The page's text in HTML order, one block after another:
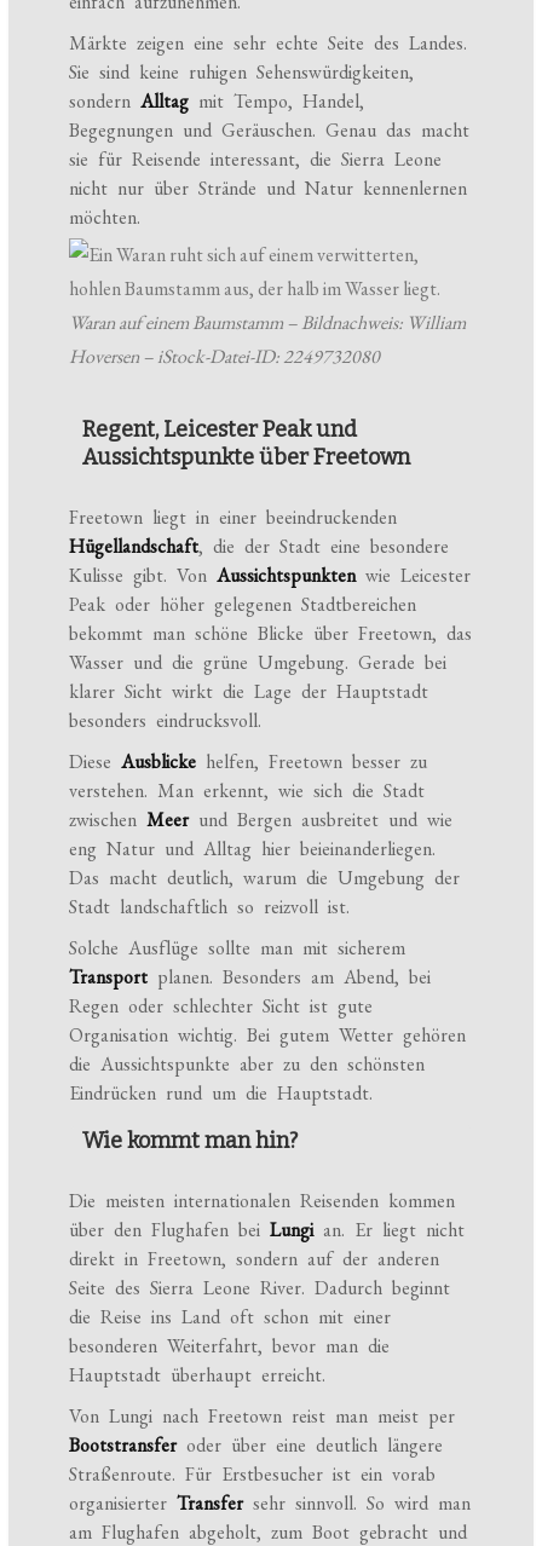
Märkte zeigen eine sehr echte Seite des Landes.
Sie sind keine ruhigen Sehenswürdigkeiten,
sondernAlltag mit Tempo, Handel,
Begegnungen und Geräuschen. Genau das macht
sie für Reisende interessant, die Sierra Leone
nicht nur über Strände und Natur kennenlernen
möchten.
Waran auf einem Baumstamm – Bildnachweis: William
Hoversen – iStock-Datei-ID: 2249732080
Regent, Leicester Peak und
Aussichtspunkte über Freetown
Freetown liegt in einer beeindruckenden
Hügellandschaft, die der Stadt eine besondere
Kulisse gibt. VonAussichtspunktenwie Leicester
Peak oder höher gelegenen Stadtbereichen
bekommt man schöne Blicke über Freetown, das
Wasser und die grüne Umgebung. Gerade bei
klarer Sicht wirkt die Lage der Hauptstadt
besonders eindrucksvoll.
DieseAusblicke helfen, Freetown besser zu
verstehen. Man erkennt, wie sich die Stadt
zwischenMeerund Bergen ausbreitet und wie
eng Natur und Alltag hier beieinanderliegen.
Das macht deutlich, warum die Umgebung der
Stadt landschaftlich so reizvoll ist.
Solche Ausflüge sollte man mit sicherem
Transport planen. Besonders am Abend, bei
Regen oder schlechter Sicht ist gute
Organisation wichtig. Bei gutem Wetter gehören
die Aussichtspunkte aber zu den schönsten
Eindrücken rund um die Hauptstadt.
Wie kommt man hin?
Die meisten internationalen Reisenden kommen
über den Flughafen beiLungian. Er liegt nicht
direkt in Freetown, sondern auf der anderen
Seite des Sierra Leone River. Dadurch beginnt
die Reise ins Land oft schon mit einer
besonderen Weiterfahrt, bevor man die
Hauptstadt überhaupt erreicht.
Von Lungi nach Freetown reist man meist per
Bootstransferoder über eine deutlich längere
Straßenroute. Für Erstbesucher ist ein vorab
organisierterTransfersehr sinnvoll. So wird man
am Flughafen abgeholt, zum Boot gebracht und